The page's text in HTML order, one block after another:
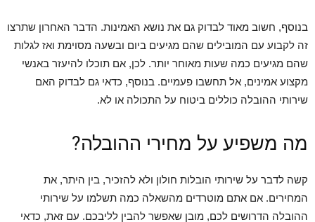
בנוסף, חשוב מאוד לבדוק גם את נושא האמינות. הדבר האחרון שתרצו
זה לקבוע עם המובילים שהם מגיעים ביום ובשעה מסוימת ואז לגלות
שהם מגיעים כמה שעות מאוחר יותר. לכן, אם תוכלו להיעזר באנשי
מקצוע אמינים, אל תחשבו פעמיים. בנוסף, כדאי גם לבדוק האם
שירותי ההובלה כוללים ביטוח על התכולה או לא.
מה משפיע על מחירי ההובלה?
קשה לדבר על שירותי הובלות חולון ולא להזכיר, בין היתר, את
המחירים. אם אתם מוטרדים מהשאלה כמה תשלמו על שירותי
ההובלה הדרושים לכם, מובן שאפשר להבין לליבכם. עם זאת, כדאי